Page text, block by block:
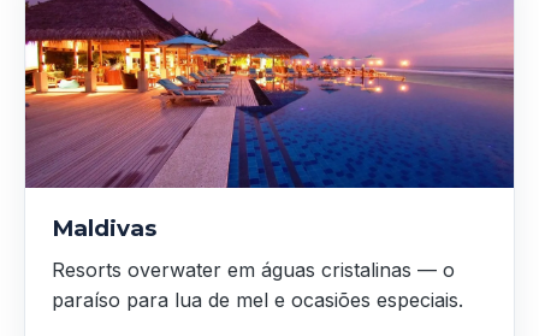
Maldivas
Resorts overwater em águas cristalinas — o
paraíso para lua de mel e ocasiões especiais.